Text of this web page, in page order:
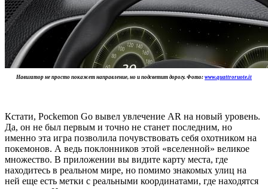
Навигатор не просто покажет направление, но и подсветит дорогу. Фото: www.quattroruote.it
Кстати, Pockemon Go вывел увлечение AR на новый уровень.
Да, он не был первым и точно не станет последним, но
именно эта игра позволила почувствовать себя охотником на
покемонов. А ведь поклонников этой «вселенной» великое
множество. В приложении вы видите карту места, где
находитесь в реальном мире, но помимо знакомых улиц на
ней еще есть метки с реальными координатами, где находятся